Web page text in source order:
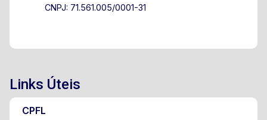
CNPJ: 71.561.005/0001-31
Links Úteis
CPFL